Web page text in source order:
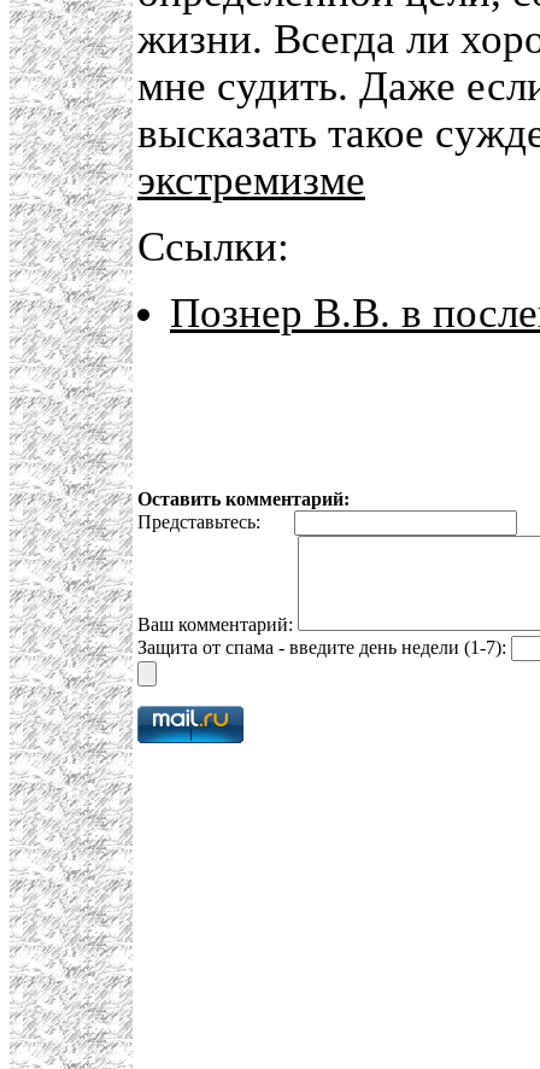
жизни. Всегда ли
мне судить. Даже
высказать такое
экстремизме
Ссылки:
Познер В.В. в
Оставить комментарий:
Представьтесь:
Ваш комментарий:
Защита от спама - введите день недели (1-7):